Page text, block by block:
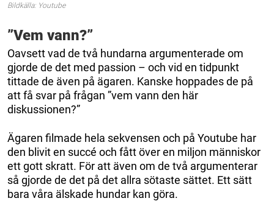
Bildkälla: Youtube
”Vem vann?”
Oavsett vad de två hundarna argumenterade om
gjorde de det med passion – och vid en tidpunkt
tittade de även på ägaren. Kanske hoppades de på
att få svar på frågan ”vem vann den här
diskussionen?”
Ägaren filmade hela sekvensen och på Youtube har
den blivit en succé och fått över en miljon människor
ett gott skratt. För att även om de två argumenterar
så gjorde de det på det allra sötaste sättet. Ett sätt
bara våra älskade hundar kan göra.